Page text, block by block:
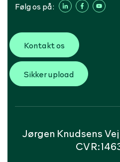
Følg os på:
Kontakt os
Sikker upload
Jørgen Knudsens